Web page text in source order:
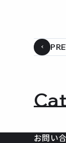
お問い